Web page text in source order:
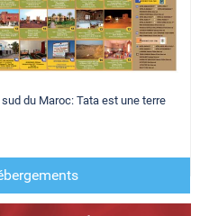
du Maroc: Tata est une terre